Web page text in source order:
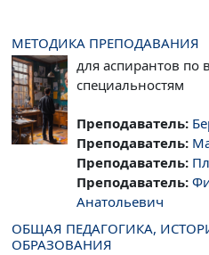
МЕТОДИКА ПРЕПОДАВАНИЯ
для аспирантов по
специальностям
Преподаватель:
Преподаватель:
Преподаватель:
Преподаватель:
Анатольевич
ОБЩАЯ ПЕДАГОГИКА,
ОБРАЗОВАНИЯ